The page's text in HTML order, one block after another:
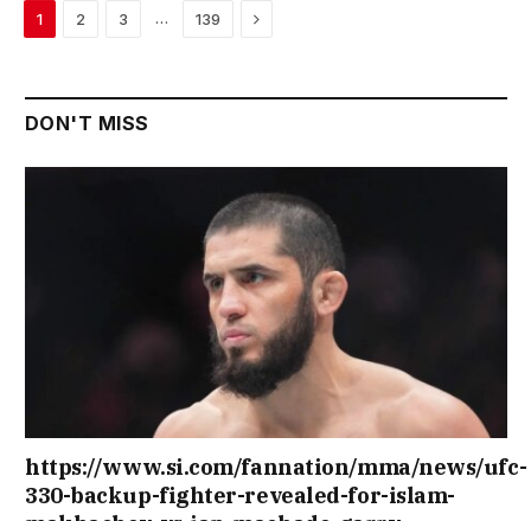
1 2 3 … 139 Next
DON'T MISS
https://www.si.com/fannation/mma/news/ufc-
330-backup-fighter-revealed-for-islam-